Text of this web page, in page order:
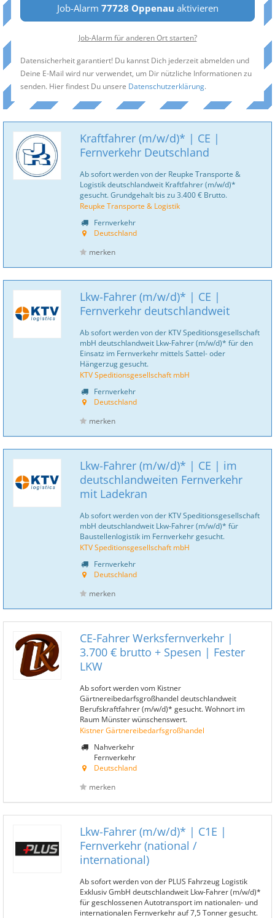
Job-Alarm 77728 Oppenau aktivieren
Job-Alarm für anderen Ort starten?
Datensicherheit garantiert! Du kannst Dich jederzeit abmelden und
Deine E-Mail wird nur verwendet, um Dir nützliche Informationen zu
senden. Hier findest Du unsere Datenschutzerklärung.
Kraftfahrer (m/w/d)* | CE |
Fernverkehr Deutschland
Ab sofort werden von der Reupke Transporte &
Logistik deutschlandweit Kraftfahrer (m/w/d)*
gesucht. Grundgehalt bis zu 3.400 € Brutto.
Reupke Transporte & Logistik
Fernverkehr
Deutschland
merken
Lkw-Fahrer (m/w/d)* | CE |
Fernverkehr deutschlandweit
Ab sofort werden von der KTV Speditionsgesellschaft
mbH deutschlandweit Lkw-Fahrer (m/w/d)* für den
Einsatz im Fernverkehr mittels Sattel- oder
Hängerzug gesucht.
KTV Speditionsgesellschaft mbH
Fernverkehr
Deutschland
merken
Lkw-Fahrer (m/w/d)* | CE | im
deutschlandweiten Fernverkehr
mit Ladekran
Ab sofort werden von der KTV Speditionsgesellschaft
mbH deutschlandweit Lkw-Fahrer (m/w/d)* für
Baustellenlogistik im Fernverkehr gesucht.
KTV Speditionsgesellschaft mbH
Fernverkehr
Deutschland
merken
CE-Fahrer Werksfernverkehr |
3.700 € brutto + Spesen | Fester
LKW
Ab sofort werden vom Kistner
Gärtnereibedarfsgroßhandel deutschlandweit
Berufskraftfahrer (m/w/d)* gesucht. Wohnort im
Raum Münster wünschenswert.
Kistner Gärtnereibedarfsgroßhandel
Nahverkehr
Fernverkehr
Deutschland
merken
Lkw-Fahrer (m/w/d)* | C1E |
Fernverkehr (national /
international)
Ab sofort werden von der PLUS Fahrzeug Logistik
Exklusiv GmbH deutschlandweit Lkw-Fahrer (m/w/d)*
für geschlossenen Autotransport im nationalen- und
internationalen Fernverkehr auf 7,5 Tonner gesucht.